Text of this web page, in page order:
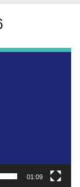
01:09